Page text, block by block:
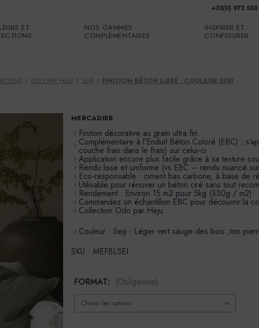
+33(0) 972
ET
NOS GAMMES
COMPLÉMENTAIRES
INSPIRER ET
CONFIGURER
ODO PAR HEJU SEIJI FINITION BÉTON LISSE - COULEUR SEIJI
MERCADIER
Finition décorative au grain ultra fin
Complémentaire à l’Enduit Béton Coloré (EBC) :
couche frais dans le frais) sur celui-ci
Application encore plus facile grâce à sa texture
Rendu lisse et uniforme (vs EBC – rendu nuancé
Eco-responsable : ciment bas carbone, à base de
Utilisable pour rénover un béton ciré sans tout
Rendement : Environ 15 m2 pour 5kg (330g / m2)
Commandez un échantillon EBC pour découvrir la
Collection Odo par Heju
Couleur : Seiji - Léger vert sauge des bois ,ton
SKU : MEFBLSEI
FORMAT: (Obligatoire)